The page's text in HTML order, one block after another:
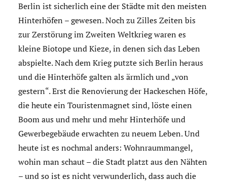
Berlin ist sicherlich eine der Städte mit den meisten
Hinterhöfen – gewesen. Noch zu Zilles Zeiten bis
zur Zerstörung im Zweiten Weltkrieg waren es
kleine Biotope und Kieze, in denen sich das Leben
abspielte. Nach dem Krieg putzte sich Berlin heraus
und die Hinterhöfe galten als ärmlich und „von
gestern“. Erst die Renovierung der Hackeschen Höfe,
die heute ein Touristenmagnet sind, löste einen
Boom aus und mehr und mehr Hinterhöfe und
Gewerbegebäude erwachten zu neuem Leben. Und
heute ist es nochmal anders: Wohnraummangel,
wohin man schaut – die Stadt platzt aus den Nähten
– und so ist es nicht verwunderlich, dass auch die